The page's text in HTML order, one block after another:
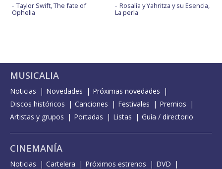
Taylor Swift, The fate of
Ophelia
Rosalía y Yahritza y su Esencia,
La perla
MUSICALIA
Noticias Novedades
Próximas novedades
Discos históricos
Canciones Festivales
Premios
Artistas y grupos
Portadas Listas Guía / directorio
CINEMANÍA
Noticias Cartelera Próximos estrenos
DVD